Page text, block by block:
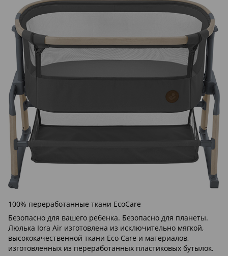
100% переработанные ткани EcoCare
Безопасно для вашего ребенка. Безопасно для планеты.
Люлька Iora Air изготовлена из исключительно мягкой,
высококачественной ткани Eco Care и материалов,
изготовленных из переработанных пластиковых бутылок.